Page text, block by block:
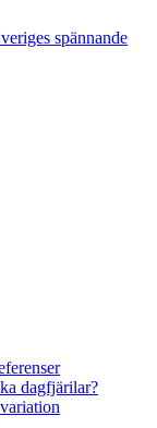
dagfjärilar?